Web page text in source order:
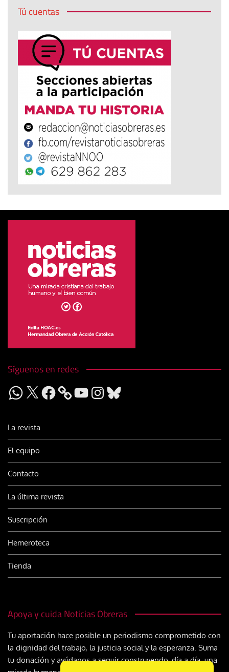
Tú cuentas
Síguenos en redes
WhatsApp
X Facebook YouTubeInstagram
Bluesky
La revista
El equipo
Contacto
La última revista
Suscripción
Hemeroteca
Tienda
Apoya y cuida Noticias Obreras
Tu aportación hace posible un periodismo comprometido con
la dignidad del trabajo, la justicia social y la esperanza. Suma
tu donación y ayúdanos a seguir construyendo, día a día, una